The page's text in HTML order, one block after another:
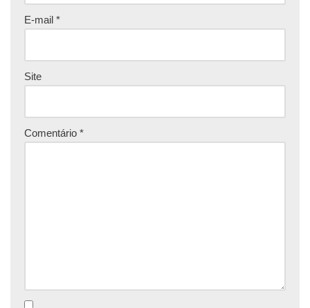
E-mail *
Site
Comentário *